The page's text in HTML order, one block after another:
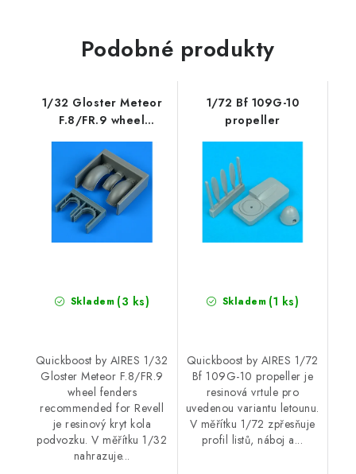
Podobné produkty
1/32 Gloster Meteor
F.8/FR.9 wheel
fenders recommended
for Revell
Skladem (3 ks)
Quickboost by AIRES 1/32
Gloster Meteor F.8/FR.9
wheel fenders
recommended for Revell
je resinový kryt kola
podvozku. V měřítku 1/32
nahrazuje...
1/72 Bf 109G-10
propeller
Skladem (1 ks)
Quickboost by AIRES 1/72
Bf 109G-10 propeller je
resinová vrtule pro
uvedenou variantu letounu.
V měřítku 1/72 zpřesňuje
profil listů, náboj a...